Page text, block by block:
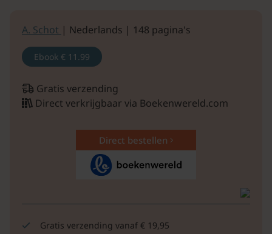
A. Schot | Nederlands | 148 pagina's
Ebook € 11.99
Gratis verzending
Direct verkrijgbaar via Boekenwereld.com
Direct bestellen
Gratis verzending vanaf € 19,95